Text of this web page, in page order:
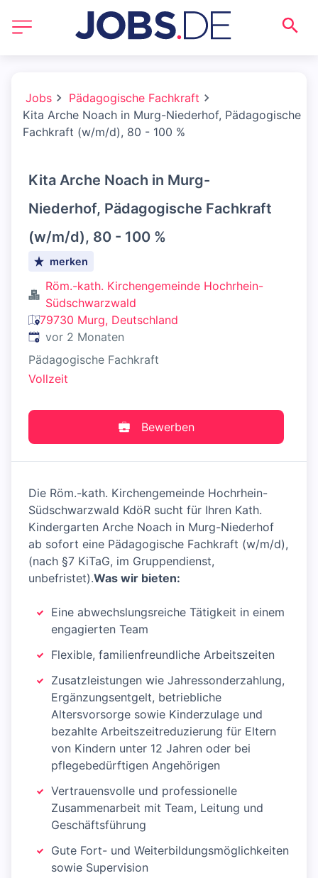
Jobs
Pädagogische Fachkraft
Kita Arche Noach in Murg-Niederhof, Pädagogische
Fachkraft (w/m/d), 80 - 100 %
Kita Arche Noach in Murg-
Niederhof, Pädagogische Fachkraft
(w/m/d), 80 - 100 %
merken
Röm.-kath. Kirchengemeinde Hochrhein-
Südschwarzwald
79730 Murg, Deutschland
Veröffentlicht:
vor 2 Monaten
Pädagogische Fachkraft
Vollzeit
Bewerben
Die Röm.-kath. Kirchengemeinde Hochrhein-
Südschwarzwald KdöR sucht für Ihren Kath.
Kindergarten Arche Noach in Murg-Niederhof
ab sofort eine Pädagogische Fachkraft (w/m/d),
(nach §7 KiTaG, im Gruppendienst,
unbefristet).Was wir bieten:
Eine abwechslungsreiche Tätigkeit in einem
engagierten Team
Flexible, familienfreundliche Arbeitszeiten
Zusatzleistungen wie Jahressonderzahlung,
Ergänzungsentgelt, betriebliche
Altersvorsorge sowie Kinderzulage und
bezahlte Arbeitszeitreduzierung für Eltern
von Kindern unter 12 Jahren oder bei
pflegebedürftigen Angehörigen
Vertrauensvolle und professionelle
Zusammenarbeit mit Team, Leitung und
Geschäftsführung
Gute Fort- und Weiterbildungsmöglichkeiten
sowie Supervision